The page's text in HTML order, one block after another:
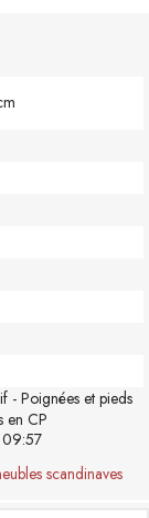
- Poignées et pieds
en CP
scandinaves